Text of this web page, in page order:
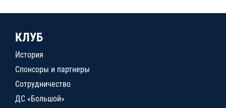
КЛУБ
История
Спонсоры и партнеры
Сотрудничество
ДС «Большой»